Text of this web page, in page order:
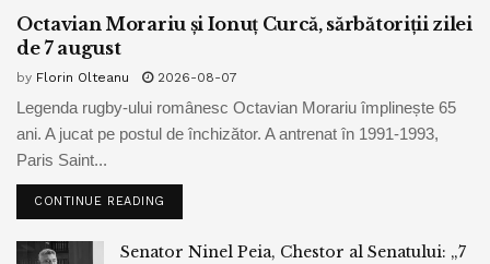
Octavian Morariu și Ionuț Curcă, sărbătoriții zilei
de 7 august
by Florin Olteanu 2026-08-07
Legenda rugby-ului românesc Octavian Morariu împlinește 65
ani. A jucat pe postul de închizător. A antrenat în 1991-1993,
Paris Saint...
CONTINUE READING
Senator Ninel Peia, Chestor al Senatului: „7